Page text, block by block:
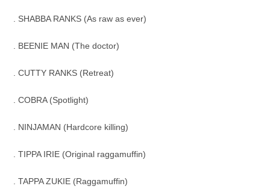
. SHABBA RANKS (As raw as ever)
. BEENIE MAN (The doctor)
. CUTTY RANKS (Retreat)
. COBRA (Spotlight)
. NINJAMAN (Hardcore killing)
. TIPPA IRIE (Original raggamuffin)
. TAPPA ZUKIE (Raggamuffin)